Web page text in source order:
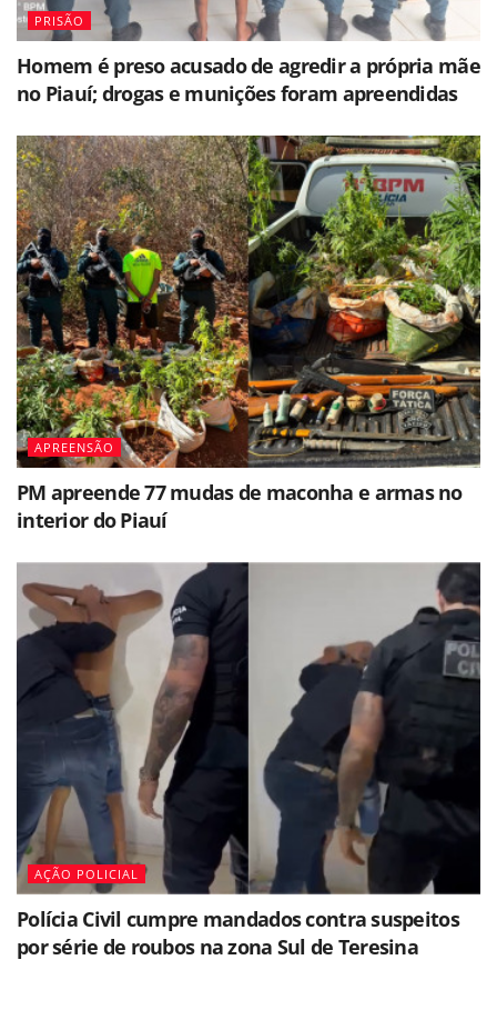
PRISÃO
Homem é preso acusado de agredir a própria mãe
no Piauí; drogas e munições foram apreendidas
APREENSÃO
PM apreende 77 mudas de maconha e armas no
interior do Piauí
AÇÃO POLICIAL
Polícia Civil cumpre mandados contra suspeitos
por série de roubos na zona Sul de Teresina